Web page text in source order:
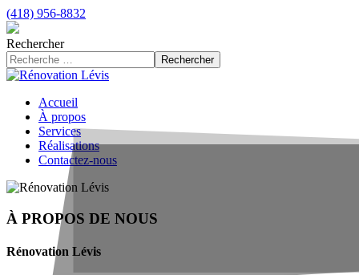
(418) 956-8832
Rechercher
Rechercher
Accueil
À propos
Services
Réalisations
Contactez-nous
À PROPOS DE NOUS
Rénovation Lévis